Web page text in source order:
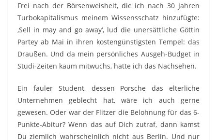
Frei nach der Börsenweisheit, die ich nach 30 Jahren
Turbokapitalismus meinem Wissensschatz hinzufügte:
‚Sell in may and go away‘, lud die unersättliche Göttin
Partey ab Mai in ihren kostengünstigsten Tempel: das
Draußen. Und da mein persönliches Ausgeh-Budget in
Studi-Zeiten kaum mitwuchs, hatte ich das Nachsehen.
Ein fauler Student, dessen Porsche das elterliche
Unternehmen geblecht hat, wäre ich auch gerne
gewesen. Oder war der Flitzer die Belohnung für das 6-
Punkte-Abitur? Wenn das auf Dich zutraf, dann kamst
Du ziemlich wahrscheinlich nicht aus Berlin. Und nur